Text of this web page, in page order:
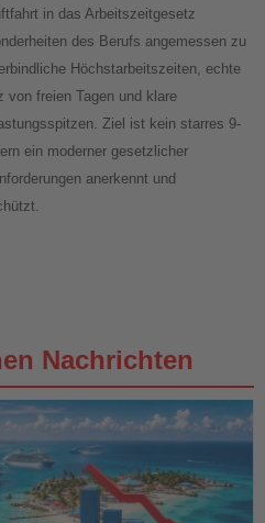
in das Arbeitszeitgesetz
des Berufs angemessen zu
Höchstarbeitszeiten, echte
von freien Tagen und klare
Ziel ist kein starres 9-
ein moderner gesetzlicher
anerkennt und
Nachrichten